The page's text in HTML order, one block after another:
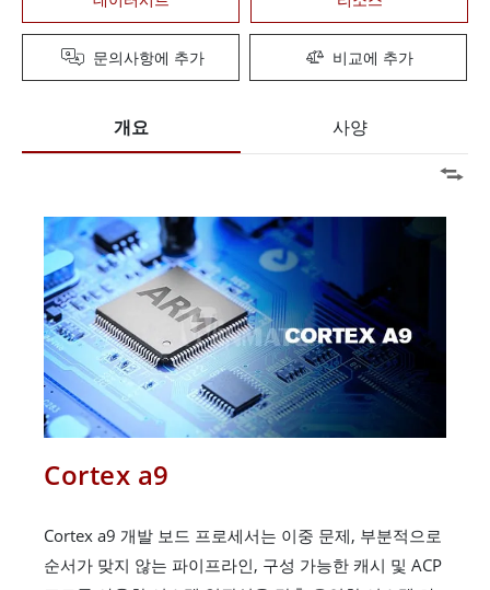
문의사항에 추가 비교에 추가
개요 사양
Cortex a9
Cortex a9 개발 보드 프로세서는 이중 문제, 부분적으로
순서가 맞지 않는 파이프라인, 구성 가능한 캐시 및 ACP